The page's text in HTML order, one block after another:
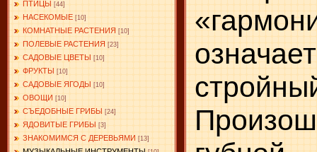
ПТИЦЫ [44]
НАСЕКОМЫЕ [10]
КОМНАТНЫЕ РАСТЕНИЯ [10]
ПОЛЕВЫЕ РАСТЕНИЯ [23]
САДОВЫЕ ЦВЕТЫ [10]
ФРУКТЫ [10]
САДОВЫЕ ЯГОДЫ [10]
ОВОЩИ [10]
СЪЕДОБНЫЕ ГРИБЫ [24]
ЯДОВИТЫЕ ГРИБЫ [3]
ЗНАКОМИМСЯ С ДЕРЕВЬЯМИ [13]